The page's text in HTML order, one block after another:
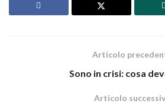
Articolo
Sono in crisi: cosa
Articolo